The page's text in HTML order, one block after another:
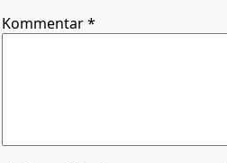
Kommentar*